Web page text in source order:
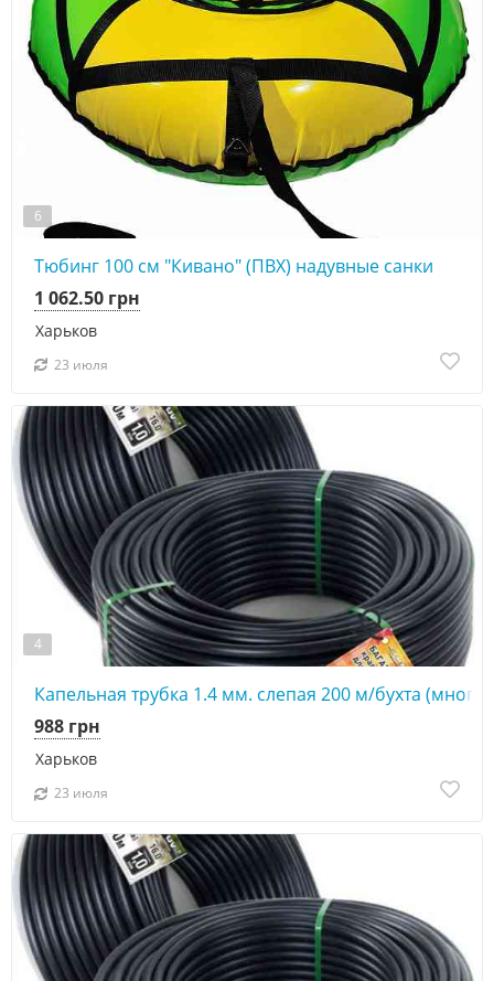
6
Тюбинг 100 см "Кивано" (ПВХ) надувные санки
Харьков
1 062.50 грн
23 июля
4
Капельная трубка 1.4 мм. слепая 200 м/бухта
Харьков
988 грн
23 июля